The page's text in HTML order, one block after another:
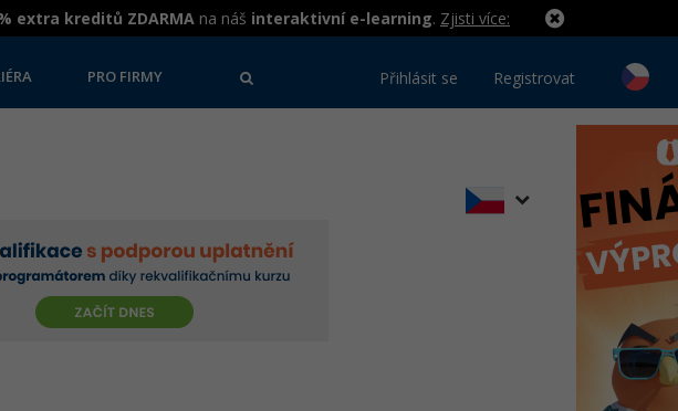
extra kreditů ZDARMA na náš interaktivní e-learning. Zjisti více:
PRO FIRMY Přihlásit se Registrovat